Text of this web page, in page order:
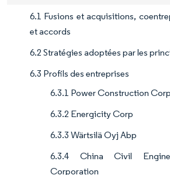
6.1 Fusions et acquisitions,
et accords
6.2 Stratégies adoptées par les
6.3 Profils des entreprises
6.3.1 Power Construction
6.3.2 Energicity Corp
6.3.3 Wärtsilä Oyj Abp
6.3.4 China Civil
Corporation